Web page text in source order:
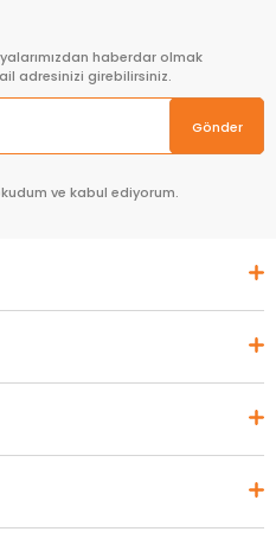
haberdar olmak
adresinizi girebilirsiniz.
Gönder
ve kabul ediyorum.